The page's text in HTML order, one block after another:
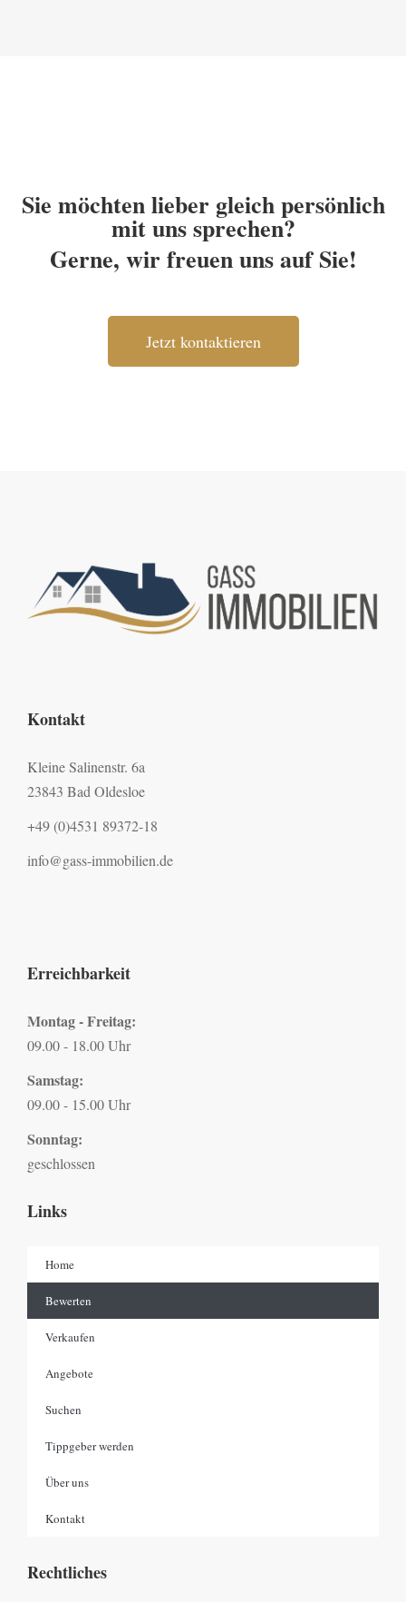
Sie möchten lieber gleich persönlich
mit uns sprechen?
Gerne, wir freuen uns auf Sie!
Jetzt kontaktieren
Kontakt
Kleine Salinenstr. 6a
23843 Bad Oldesloe
+49 (0)4531 89372-18
info@gass-immobilien.de
Erreichbarkeit
Montag - Freitag:
09.00 - 18.00 Uhr
Samstag:
09.00 - 15.00 Uhr
Sonntag:
geschlossen
Links
Home
Bewerten
Verkaufen
Angebote
Suchen
Tippgeber werden
Über uns
Kontakt
Rechtliches